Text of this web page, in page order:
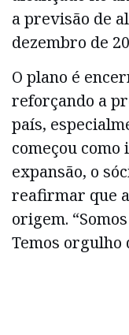
a previsão de
dezembro de
O plano é
reforçando a
país,
começou como
expansão, o
reafirmar que
origem.
Temos orgulho